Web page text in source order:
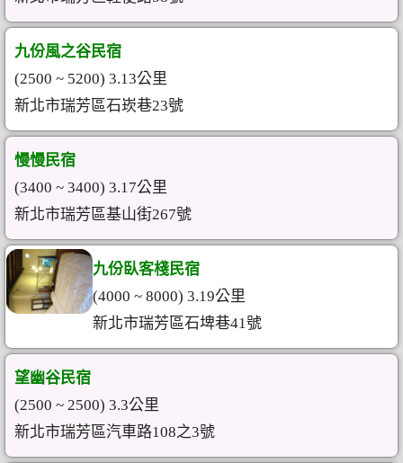
九份風之谷民宿
(2500 ~ 5200) 3.13公里
新北市瑞芳區石崁巷23號
慢慢民宿
(3400 ~ 3400) 3.17公里
新北市瑞芳區基山街267號
九份臥客棧民宿
(4000 ~ 8000) 3.19公里
新北市瑞芳區石埤巷41號
望幽谷民宿
(2500 ~ 2500) 3.3公里
新北市瑞芳區汽車路108之3號